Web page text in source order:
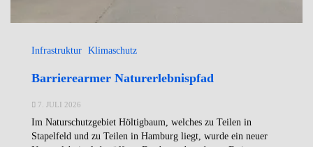
Infrastruktur Klimaschutz
Barrierearmer Naturerlebnispfad
7. JULI 2026
Im Naturschutzgebiet Höltigbaum, welches zu Teilen in
Stapelfeld und zu Teilen in Hamburg liegt, wurde ein neuer